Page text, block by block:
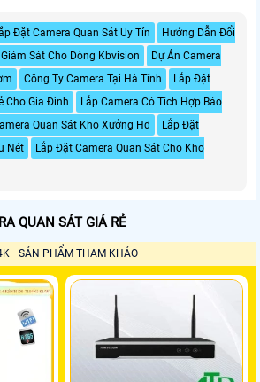
Đặt Camera Quan Sát Uy Tín
Hướng Dẫn Đổi
Sát Cho Dòng Kbvision
Dự Án Camera
Công Ty Camera Tại Hà Tĩnh
Lắp Đặt
Cho Gia Đình
Lắp Camera Có Tích Hợp Báo
Quan Sát Kho Xưởng Hd
Lắp Đặt
Nét
Lắp Đặt Camera Quan Sát Cho Kho
QUAN SÁT GIÁ RẺ
SẢN PHẨM THAM KHẢO